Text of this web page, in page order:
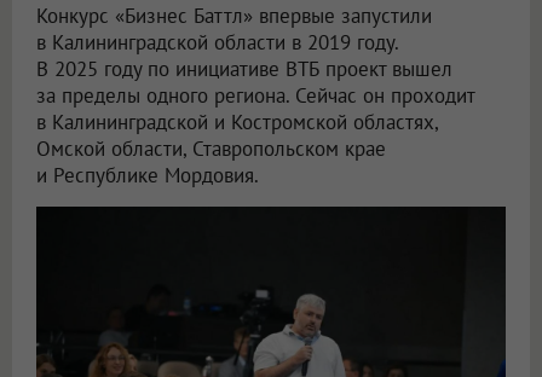
Конкурс «Бизнес Баттл» впервые запустили
в Калининградской области в 2019 году.
В 2025 году по инициативе ВТБ проект вышел
за пределы одного региона. Сейчас он проходит
в Калининградской и Костромской областях,
Омской области, Ставропольском крае
и Республике Мордовия.